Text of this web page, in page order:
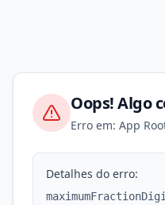
Oops! Algo
Erro em: App
Detalhes do erro: